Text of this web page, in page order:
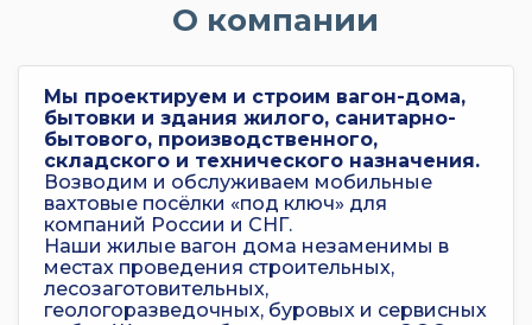
О компании
Мы проектируем и строим вагон-дома,
бытовки и здания жилого, санитарно-
бытового, производственного,
складского и технического назначения.
Возводим и обслуживаем мобильные
вахтовые посёлки «под ключ» для
компаний России и СНГ.
Наши жилые вагон дома незаменимы в
местах проведения строительных,
лесозаготовительных,
геологоразведочных, буровых и сервисных